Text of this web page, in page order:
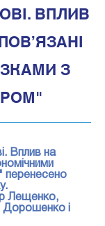
ВПЛИВ
З
Вплив на
перенесено
Лещенко,
і